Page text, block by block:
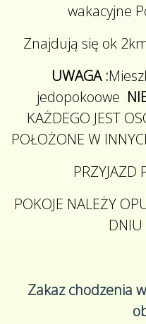
wakacyjne
Znajdują się ok
UWAGA :
jedopokoowe
KAŻDEGO JEST
POŁOŻONE W
PRZYJAZD
POKOJE NALEŻY
DNIU
Zakaz chodzenia